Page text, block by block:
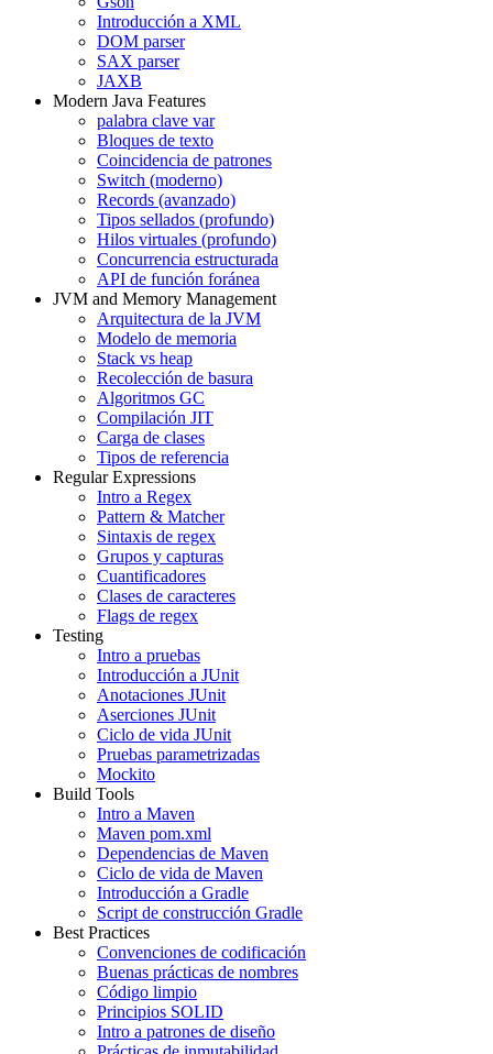
Introducción a XML
DOM parser
SAX parser
JAXB
Modern Java Features
palabra clave var
Bloques de texto
Coincidencia de patrones
Switch (moderno)
Records (avanzado)
Tipos sellados (profundo)
Hilos virtuales (profundo)
Concurrencia estructurada
API de función foránea
JVM and Memory Management
Arquitectura de la JVM
Modelo de memoria
Stack vs heap
Recolección de basura
Algoritmos GC
Compilación JIT
Carga de clases
Tipos de referencia
Regular Expressions
Intro a Regex
Pattern & Matcher
Sintaxis de regex
Grupos y capturas
Cuantificadores
Clases de caracteres
Flags de regex
Testing
Intro a pruebas
Introducción a JUnit
Anotaciones JUnit
Aserciones JUnit
Ciclo de vida JUnit
Pruebas parametrizadas
Mockito
Build Tools
Intro a Maven
Maven pom.xml
Dependencias de Maven
Ciclo de vida de Maven
Introducción a Gradle
Script de construcción Gradle
Best Practices
Convenciones de codificación
Buenas prácticas de nombres
Código limpio
Principios SOLID
Intro a patrones de diseño